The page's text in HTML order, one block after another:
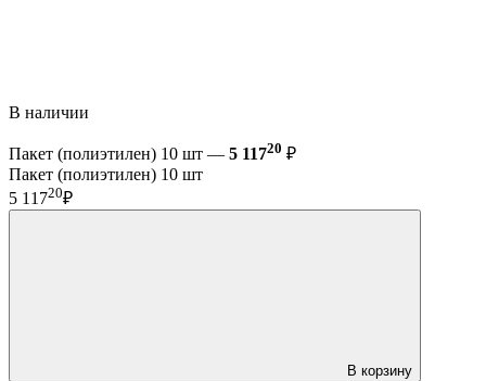
В наличии
Пакет (полиэтилен) 10 шт — 5 11720 ₽
Пакет (полиэтилен) 10 шт
5 11720₽
В корзину